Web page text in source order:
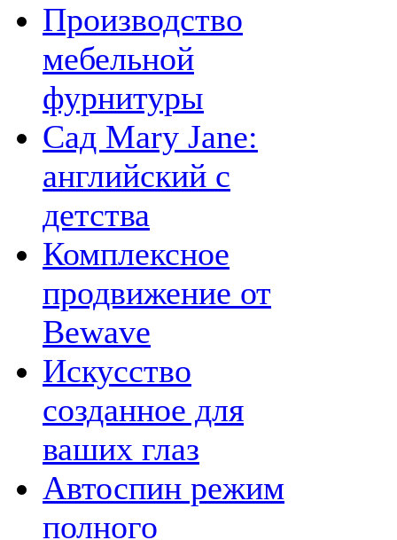
Производство
мебельной
фурнитуры
Сад Mary Jane:
английский с
детства
Комплексное
продвижение от
Bewave
Искусство
созданное для
ваших глаз
Автоспин режим
полного